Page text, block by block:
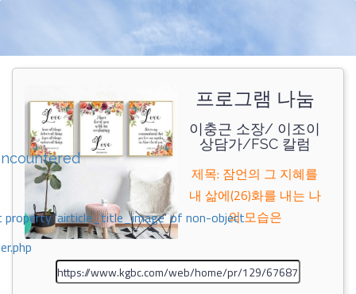
property 'airticle_title_image' of non-object
프로그램 나눔
이충근 소장/ 이조이
상담가/FSC 칼럼
제목: 잠언의 그 지혜를
내 삶에(26)화를 내는 나
의 모습은